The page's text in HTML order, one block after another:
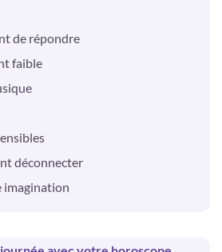
de répondre
faible
déconnecter
imagination